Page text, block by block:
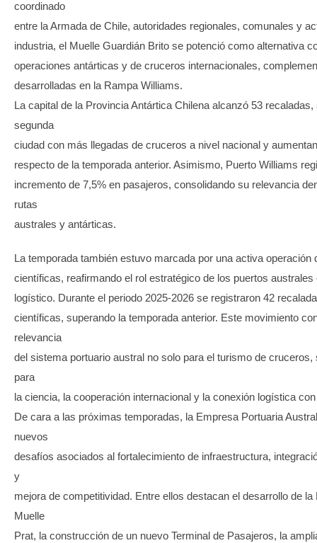
coordinado
entre la Armada de Chile, autoridades regionales, comunales y
industria, el Muelle Guardián Brito se potenció como alternativa
operaciones antárticas y de cruceros internacionales,
desarrolladas en la Rampa Williams.
La capital de la Provincia Antártica Chilena alcanzó 53 recaladas,
segunda
ciudad con más llegadas de cruceros a nivel nacional y
respecto de la temporada anterior. Asimismo, Puerto Williams
incremento de 7,5% en pasajeros, consolidando su relevancia
rutas
australes y antárticas.
La temporada también estuvo marcada por una activa operación
científicas, reafirmando el rol estratégico de los puertos
logístico. Durante el periodo 2025-2026 se registraron 42
científicas, superando la temporada anterior. Este movimiento
relevancia
del sistema portuario austral no solo para el turismo de cruceros,
para
la ciencia, la cooperación internacional y la conexión logística
De cara a las próximas temporadas, la Empresa Portuaria
nuevos
desafíos asociados al fortalecimiento de infraestructura,
y
mejora de competitividad. Entre ellos destacan el desarrollo de la
Muelle
Prat, la construcción de un nuevo Terminal de Pasajeros, la